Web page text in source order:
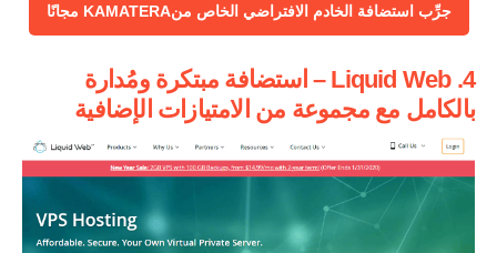
جرِّب استضافة الخادم الافتراضي الخاص منKAMATERA مجانًا
4. Liquid Web – استضافة مبتكرة ومُدارة
بالكامل مع مجموعة من الامتيازات الإضافية